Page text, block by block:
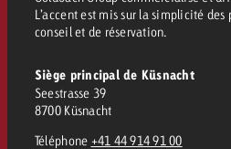
L’accent est mis sur la simplicité
conseil et de réservation.
Siège principal de Küsnacht
Seestrasse 39
8700 Küsnacht
Téléphone +41 44 914 91 00